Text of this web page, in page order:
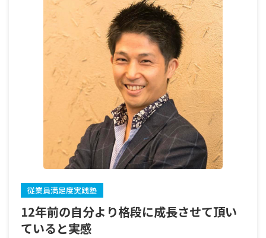
従業員満足度実践塾
12年前の自分より格段に成長させて頂い
ていると実感